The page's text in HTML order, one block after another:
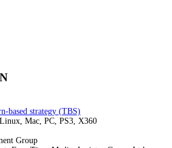
based strategy (TBS)
Mac, PC, PS3, X360
Group